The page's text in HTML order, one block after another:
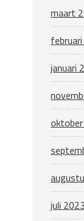
maart
januari
juli 2023